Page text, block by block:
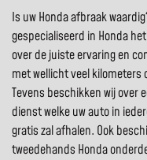
Is uw Honda afbraak
gespecialiseerd in Honda
over de juiste ervaring en
met wellicht veel kilometers
Tevens beschikken wij over
dienst welke uw auto in
gratis zal afhalen. Ook
tweedehands Honda